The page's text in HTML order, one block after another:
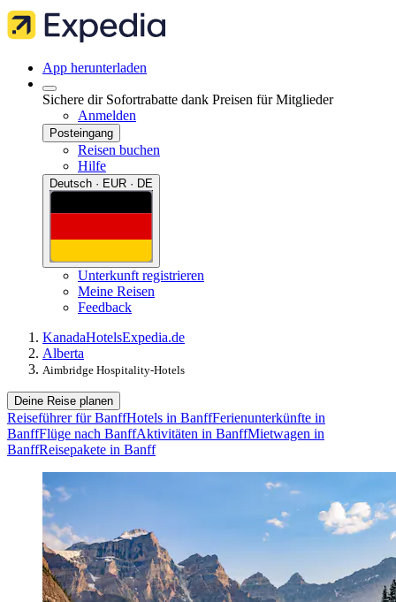
App herunterladen
Sichere dir Sofortrabatte dank Preisen für Mitglieder
Anmelden
Posteingang
Reisen buchen
Hilfe
Deutsch · EUR · DE
Unterkunft registrieren
Meine Reisen
Feedback
KanadaHotelsExpedia.de
Alberta
Aimbridge Hospitality-Hotels
Deine Reise planen
Reiseführer für BanffHotels in BanffFerienunterkünfte in
BanffFlüge nach BanffAktivitäten in BanffMietwagen in
BanffReisepakete in Banff